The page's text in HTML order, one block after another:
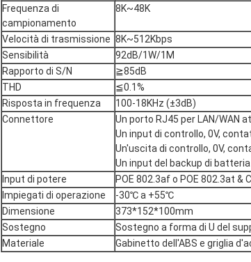
Frequenza di
campionamento
8K~48K
Velocità di trasmissione 8K~512Kbps
Sensibilità
92dB/1W/1M
Rapporto di S/N
≧85dB
THD
≦0.1%
Risposta in frequenza
100-18KHz (±3dB)
Connettore
Un porto RJ45 per LAN/WAN
Un input di controllo, 0V,
Un'uscita di controllo, 0V,
Un input del backup di batteria
Input di potere
POE 802.3af o POE 802.3at &
Impiegati di operazione
-30℃ a +55℃
Dimensione
373*152*100mm
Sostegno
Sostegno a forma di U del
Materiale
Gabinetto dell'ABS e griglia